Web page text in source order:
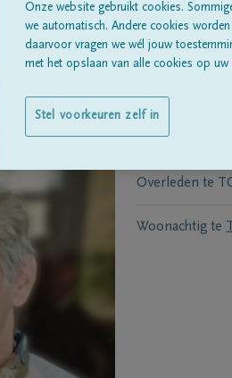
Douven
Geboren te
Overleden te
Woonachtig te
Onze website gebruikt cookies.
we automatisch. Andere cookies
daarvoor vragen we wél jouw
met het opslaan van alle cookies op uw
Stel voorkeuren zelf in